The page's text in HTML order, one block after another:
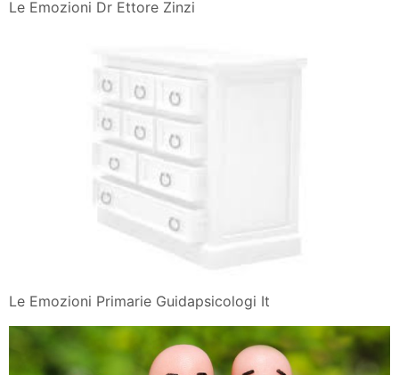
Le Emozioni Dr Ettore Zinzi
Le Emozioni Primarie Guidapsicologi It